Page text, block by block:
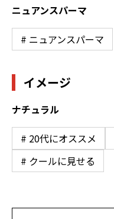
ニュアンスパーマ
# ニュアンスパーマ
イメージ
ナチュラル
# 20代にオススメ
# クールに見せる